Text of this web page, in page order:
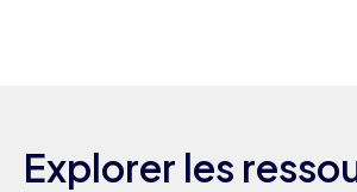
Explorer les